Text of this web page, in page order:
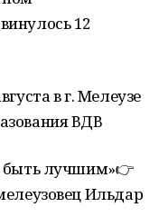
12
в г. Мелеузе
ВДВ
быть лучшим»👉
Ильдар